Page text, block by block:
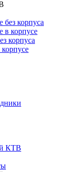
без корпуса
в корпусе
корпуса
КТВ